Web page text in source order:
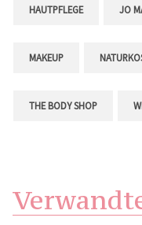
HAUTPFLEGE JO
MAKEUP
THE BODY SHOP